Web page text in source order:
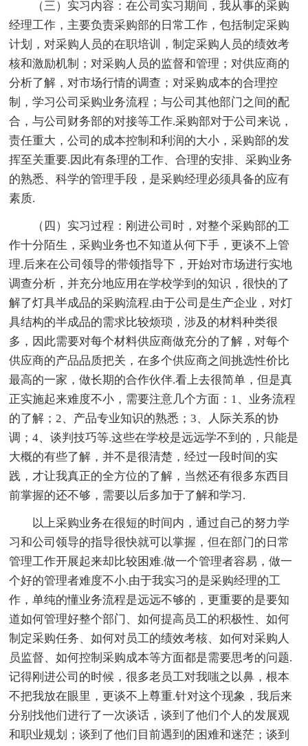
（三）实习内容：在公司实习期间，我从事的采购
经理工作，主要负责采购部的日常工作，包括制定采购
计划，对采购人员的在职培训，制定采购人员的绩效考
核和激励机制；对采购人员的监督和管理；对供应商的
分析了解，对市场行情的调查；对采购成本的合理控
制，学习公司采购业务流程；与公司其他部门之间的配
合，与公司财务部的对接等工作.采购部对于公司来说，
责任重大，公司的成本控制和利润的大小，采购部的发
挥至关重要.因此有条理的工作、合理的安排、采购业务
的熟悉、科学的管理手段，是采购经理必须具备的应有
素质.
（四）实习过程：刚进公司时，对整个采购部的工
作十分陌生，采购业务也不知道从何下手，更谈不上管
理.后来在公司领导的带领指导下，开始对市场进行实地
调查分析，并充分地应用在学校学到的知识，很快的了
解了灯具半成品的采购流程.由于公司是生产企业，对灯
具结构的半成品的需求比较烦琐，涉及的材料种类很
多，因此需要对每个材料供应商做充分的了解，对每个
供应商的产品品质把关，在多个供应商之间挑选性价比
最高的一家，做长期的合作伙伴.看上去很简单，但是真
正实施起来难度不小，需要注意几个方面：1、业务流程
的了解；2、产品专业知识的熟悉；3、人际关系的协
调；4、谈判技巧等.这些在学校是远远学不到的，只能是
大概的有些了解，并不是很清楚，经过一段时间的实
践，才让我真正的全方位的了解，当然还有很多东西目
前掌握的还不够，需要以后多加于了解和学习.
以上采购业务在很短的时间内，通过自己的努力学
习和公司领导的指导很快就可以掌握，但在部门的日常
管理工作开展起来却比较困难.做一个管理者容易，做一
个好的管理者难度不小.由于我实习的是采购经理的工
作，单纯的懂业务流程是远远不够的，更重要的是要知
道如何管理好整个部门、如何提高员工的积极性、如何
制定采购任务、如何对员工的绩效考核、如何对采购人
员监督、如何控制采购成本等方面都是需要思考的问题.
记得刚进公司的时候，很多老员工对我嗤之以鼻，根本
不把我放在眼里，更谈不上尊重.针对这个现象，我后来
分别找他们进行了一次谈话，谈到了他们个人的发展观
和职业规划；谈到了他们目前遇到的困难和迷茫；谈到